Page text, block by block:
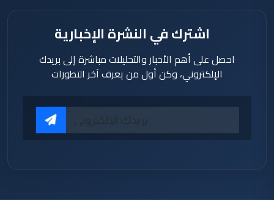
اشترك في النشرة الإخبارية
احصل على أهم الأخبار والتحليلات مباشرة إلى بريدك
الإلكتروني، وكن أول من يعرف آخر التطورات